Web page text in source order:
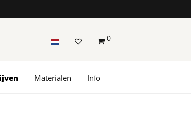
Materialen Info
0